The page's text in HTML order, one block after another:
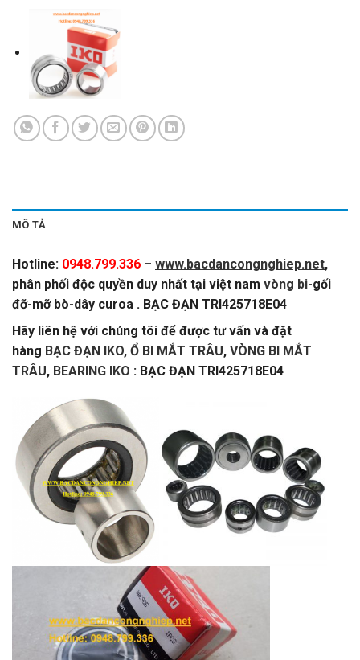
MÔ TẢ
Hotline: 0948.799.336 – www.bacdancongnghiep.net,
phân phối độc quyền duy nhất tại việt nam vòng bi-gối
đỡ-mỡ bò-dây curoa . BẠC ĐẠN TRI425718E04
Hãy liên hệ với chúng tôi để được tư vấn và đặt
hàng BẠC ĐẠN IKO, Ổ BI MẮT TRÂU, VÒNG BI MẮT
TRÂU, BEARING IKO : BẠC ĐẠN TRI425718E04